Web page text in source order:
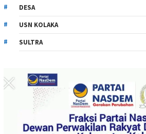
DESA
USN KOLAKA
SULTRA